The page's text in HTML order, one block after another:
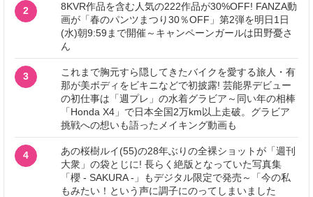
2
8KVR作品を含む人気の222作品が30%OFF! FANZA動
画が「春のパンツまつり30％OFF」第2弾を明日1日
(水)朝9:59まで開催～キャンペーンガールは田野憂さ
ん
3
これまで胸元すら隠してきたバイクを愛する旅人・有
那が美ボディをビキニなどで初披露! 芸能界デビュー
の初仕事は「週プレ」の水着グラビア～同い年の相棒
「Honda X4」で日本全国2万km以上走破。グラビア
挑戦への想いも語ったメイキング動画も
4
あの桜樹ルイ(55)の28年ぶりの全裸ショットが「週刊
大衆」の袋とじに! 長らく絶版となっていた写真集
「櫻 - SAKURA -」もデジタル限定で発売～「今の私
もみたい！という声に調子にのってしまいました